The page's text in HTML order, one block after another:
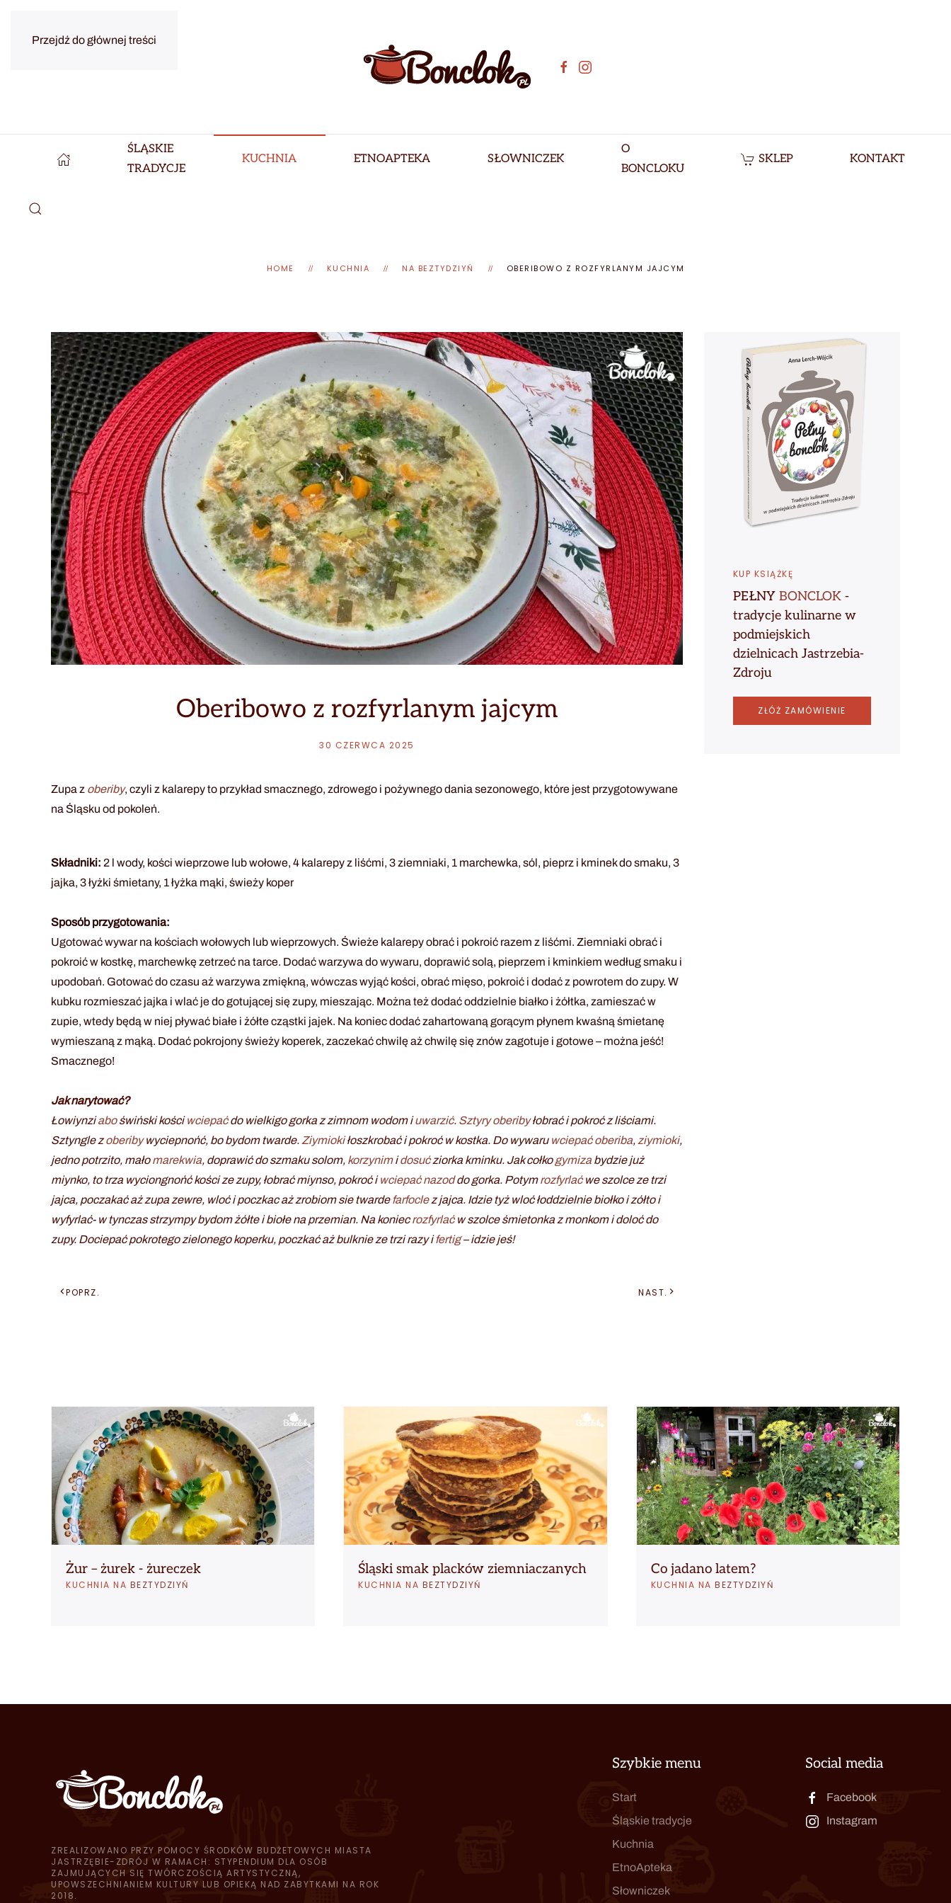
Przejdź do głównej treści
ŚLĄSKIE
TRADYCJE
KUCHNIA ETNOAPTEKA SŁOWNICZEK
O
BONCLOKU
SKLEP KONTAKT
HOME KUCHNIA NA BEZTYDZIYŃ OBERIBOWO Z ROZFYRLANYM JAJCYM
Oberibowo z rozfyrlanym jajcym
30 CZERWCA 2025
Zupa z oberiby, czyli z kalarepy to przykład smacznego, zdrowego i pożywnego dania sezonowego, które jest przygotowywane
na Śląsku od pokoleń.
Składniki: 2 l wody, kości wieprzowe lub wołowe, 4 kalarepy z liśćmi, 3 ziemniaki, 1 marchewka, sól, pieprz i kminek do smaku, 3
jajka, 3 łyżki śmietany, 1 łyżka mąki, świeży koper
Sposób przygotowania:
Ugotować wywar na kościach wołowych lub wieprzowych. Świeże kalarepy obrać i pokroić razem z liśćmi. Ziemniaki obrać i
pokroić w kostkę, marchewkę zetrzeć na tarce. Dodać warzywa do wywaru, doprawić solą, pieprzem i kminkiem według smaku i
upodobań. Gotować do czasu aż warzywa zmiękną, wówczas wyjąć kości, obrać mięso, pokroić i dodać z powrotem do zupy. W
kubku rozmieszać jajka i wlać je do gotującej się zupy, mieszając. Można też dodać oddzielnie białko i żółtka, zamieszać w
zupie, wtedy będą w niej pływać białe i żółte cząstki jajek. Na koniec dodać zahartowaną gorącym płynem kwaśną śmietanę
wymieszaną z mąką. Dodać pokrojony świeży koperek, zaczekać chwilę aż chwilę się znów zagotuje i gotowe – można jeść!
Smacznego!
Jak narytować?
Łowiynziaboświński kościwciepaćdo wielkigo gorka z zimnom wodom iuwarzić. Sztyry oberibyłobrać i pokroć z liściami.
Sztyngle zoberibywyciepnońć, bo bydom twarde. Ziymiokiłoszkrobać i pokroć w kostka. Do wywaru wciepać oberiba, ziymioki,
jedno potrzito, małomarekwia, doprawić do szmaku solom, korzynimidosućziorka kminku. Jak cołkogymiza bydzie już
miynko, to trza wyciongnońć kości ze zupy, łobrać miynso, pokroć iwciepać nazoddo gorka. Potymrozfyrlaćwe szolce ze trzi
jajca, poczakać aż zupa zewre, wloć i poczkac aż zrobiom sie twardefarfoclez jajca. Idzie tyż wloć łoddzielnie biołko i zółto i
wyfyrlać- w tynczas strzympy bydom żółte i biołe na przemian. Na koniecrozfyrlaćw szolce śmietonka z monkom i doloć do
zupy. Dociepać pokrotego zielonego koperku, poczkać aż bulknie ze trzi razy ifertig– idzie jeś!
POPRZ. NAST.
KUP KSIĄŻKĘ
PEŁNY BONCLOK-
tradycje kulinarne w
podmiejskich
dzielnicach Jastrzebia-
Zdroju
ZŁÓŻ ZAMÓWIENIE
Żur – żurek - żureczek
KUCHNIA NA BEZTYDZIYŃ
Śląski smak placków ziemniaczanych
KUCHNIA NA BEZTYDZIYŃ
Co jadano latem?
KUCHNIA NABEZTYDZIYŃ
ZREALIZOWANO PRZY POMOCY ŚRODKÓW BUDŻETOWYCH MIASTA
JASTRZĘBIE-ZDRÓJ W RAMACH: STYPENDIUM DLA OSÓB
ZAJMUJĄCYCH SIĘ TWÓRCZOŚCIĄ ARTYSTYCZNĄ,
UPOWSZECHNIANIEM KULTURY LUB OPIEKĄ NAD ZABYTKAMI NA ROK
2018.
Szybkie menu
Start
Śląskie tradycje
Kuchnia
EtnoApteka
Słowniczek
Social media
Facebook
Instagram